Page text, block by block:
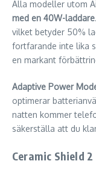
Alla modeller utom
med en 40W-laddare
vilket betyder 50%
fortfarande inte lika
en markant
Adaptive Power
optimerar
natten kommer
säkerställa att du
Ceramic Shield 2